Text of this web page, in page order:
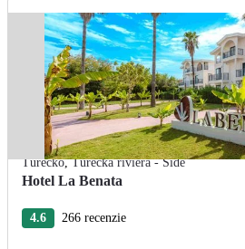
Turecko,Turecká riviéra - Side
Hotel La Benata
4.6
266 recenzie